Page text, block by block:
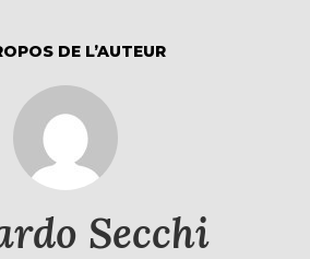
DE L’AUTEUR
Secchi